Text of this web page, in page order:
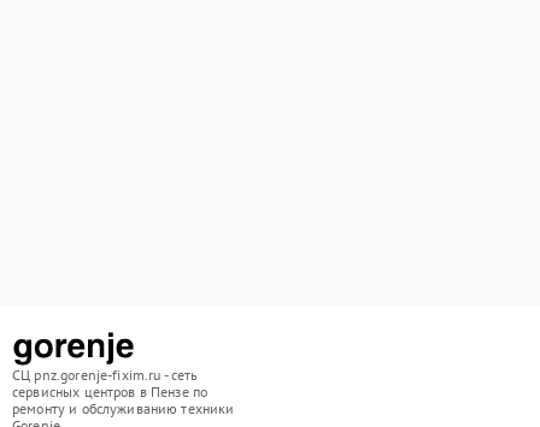
СЦ pnz.gorenje-fixim.ru - сеть
сервисных центров в Пензе по
ремонту и обслуживанию техники